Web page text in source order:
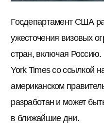
Госдепартамент США
ужесточения визовых
стран, включая
York Times со ссылкой
американском
разработан и может
в ближайшие дни.